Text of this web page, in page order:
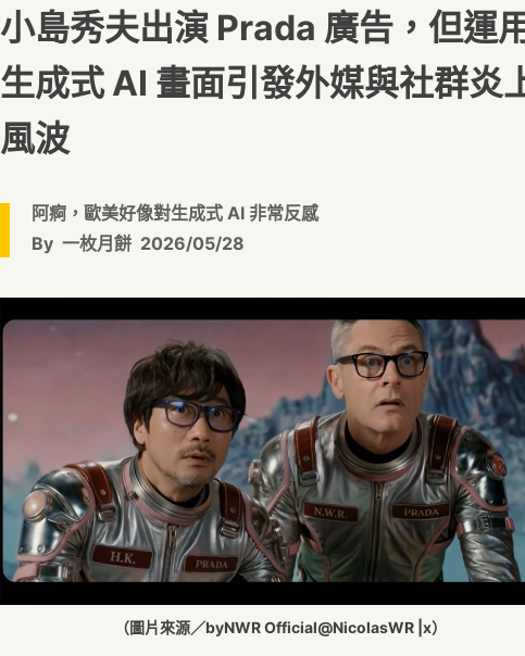
小島秀夫出演 Prada 廣告，但運用
生成式 AI 畫面引發外媒與社群炎
風波
阿痾，歐美好像對生成式 AI 非常反感
By 一枚月餅 2026/05/28
（圖片來源／byNWR Official@NicolasWR |x）